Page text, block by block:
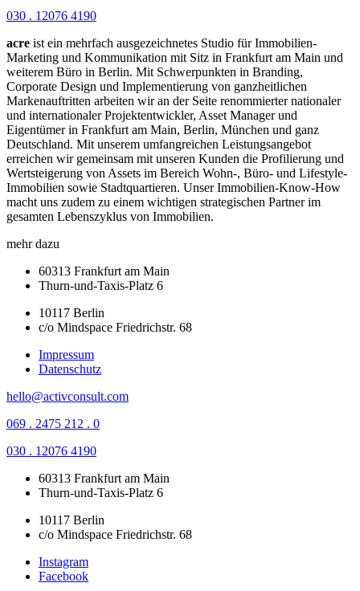
030 . 12076 4190
acre ist ein mehrfach ausgezeichnetes Studio für Immobilien-
Marketing und Kommunikation mit Sitz in Frankfurt am Main und
weiterem Büro in Berlin. Mit Schwerpunkten in Branding,
Corporate Design und Implementierung von ganzheitlichen
Markenauftritten arbeiten wir an der Seite renommierter nationaler
und internationaler Projektentwickler, Asset Manager und
Eigentümer in Frankfurt am Main, Berlin, München und ganz
Deutschland. Mit unserem umfangreichen Leistungsangebot
erreichen wir gemeinsam mit unseren Kunden die Profilierung und
Wertsteigerung von Assets im Bereich Wohn-, Büro- und Lifestyle-
Immobilien sowie Stadtquartieren. Unser Immobilien-Know-How
macht uns zudem zu einem wichtigen strategischen Partner im
gesamten Lebenszyklus von Immobilien.
mehr dazu
60313 Frankfurt am Main
Thurn-und-Taxis-Platz 6
10117 Berlin
c/o Mindspace Friedrichstr. 68
Impressum
Datenschutz
hello@activconsult.com
069 . 2475 212 . 0
030 . 12076 4190
60313 Frankfurt am Main
Thurn-und-Taxis-Platz 6
10117 Berlin
c/o Mindspace Friedrichstr. 68
Instagram
Facebook